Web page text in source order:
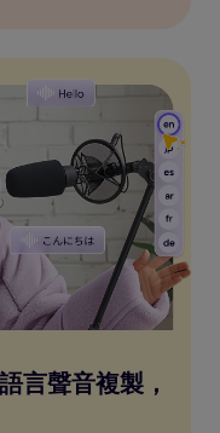
言聲音複製，